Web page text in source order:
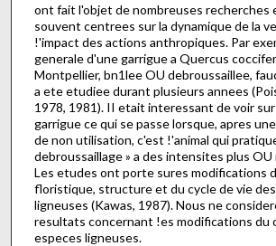
ont fait l'objet de nombreuses recherches
souvent centrees sur la dynamique de la
!'impact des actions anthropiques. Par
generale d'une garrigue a Quercus
Montpellier, bn1lee OU debroussaillee,
a ete etudiee durant plusieurs annees
1978, 1981). II etait interessant de voir
garrigue ce qui se passe lorsque, apres
de non utilisa­tion, c'est !'animal qui
debroussaillage » a des intensites plus OU
Les etudes ont porte sures modifications
floristique, structure et du cycle de vie
ligneuses (Kawas, 1987). Nous ne
resultats concernant !es modifications du
especes ligneuses.